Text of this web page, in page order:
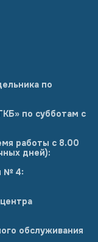
по
по субботам с
работы с 8.00
дней):
№ 4:
обслуживания